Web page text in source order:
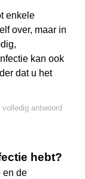
enkele
over, maar in
kan ook
dat u het
volledig antwoord
hebt?
en de